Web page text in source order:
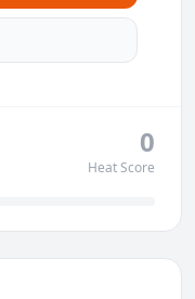
0
Heat Score